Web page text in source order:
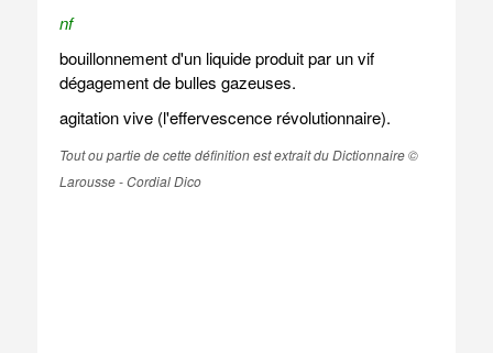
nf
bouillonnement d'un liquide produit par un vif
dégagement de bulles gazeuses.
agitation vive (l'effervescence révolutionnaire).
Tout ou partie de cette définition est extrait du Dictionnaire ©
Larousse - Cordial Dico